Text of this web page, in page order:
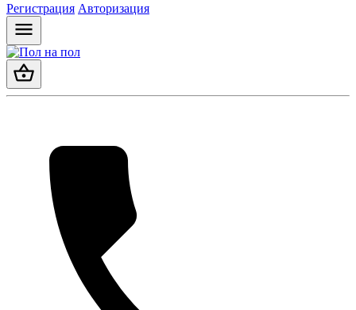
Регистрация Авторизация